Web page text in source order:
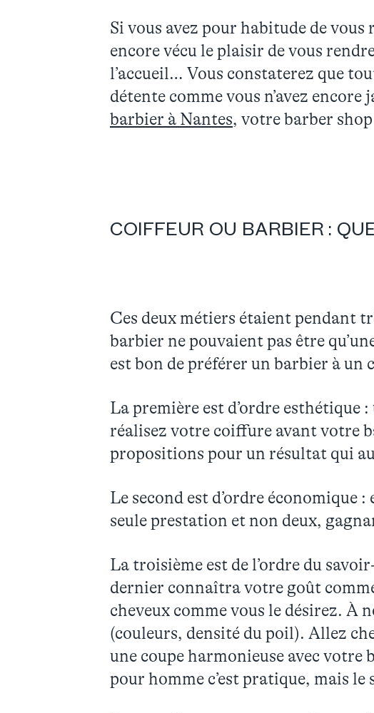
Si vous avez pour habitude de vous
encore vécu le plaisir de vous
l’accueil… Vous constaterez que
détente comme vous n’avez
barbier à Nantes, votre barber
COIFFEUR OU BARBIER :
Ces deux métiers étaient pendant
barbier ne pouvaient pas être
est bon de préférer un barbier à un
La première est d’ordre esthétique
réalisez votre coiffure avant votre
propositions pour un résultat qui
Le second est d’ordre économique
seule prestation et non deux,
La troisième est de l’ordre du
dernier connaîtra votre goût
cheveux comme vous le désirez. À
(couleurs, densité du poil). Allez
une coupe harmonieuse avec votre
pour homme c’est pratique, mais le